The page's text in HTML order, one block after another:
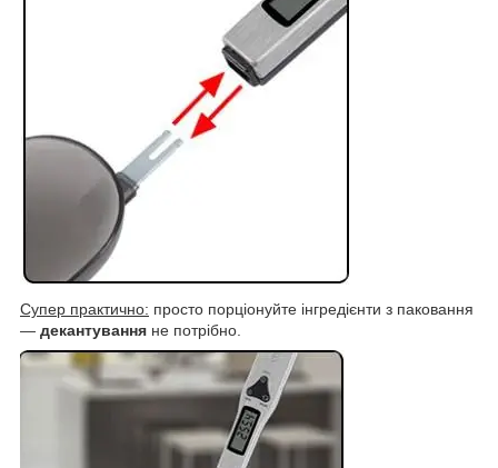
Супер практично: просто порціонуйте інгредієнти з паковання
— декантування не потрібно.